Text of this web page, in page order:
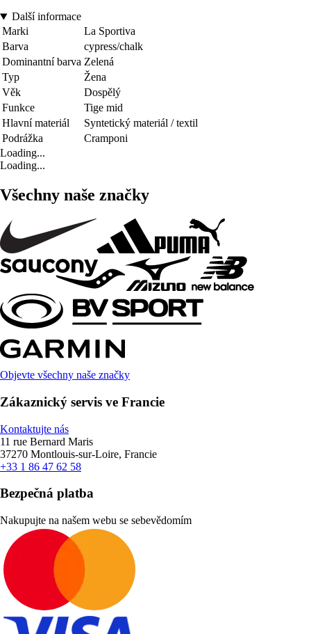
Další informace
Marki
La Sportiva
Barva
cypress/chalk
Dominantní barva Zelená
Typ
Žena
Věk
Dospělý
Funkce
Tige mid
Hlavní materiál
Syntetický materiál / textil
Podrážka
Cramponi
Loading...
Loading...
Všechny naše značky
Objevte všechny naše značky
Zákaznický servis ve Francie
Kontaktujte nás
11 rue Bernard Maris
37270 Montlouis-sur-Loire, Francie
+33 1 86 47 62 58
Bezpečná platba
Nakupujte na našem webu se sebevědomím